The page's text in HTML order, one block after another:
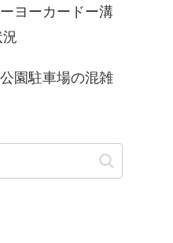
ヨーカードー溝
園駐車場の混雑